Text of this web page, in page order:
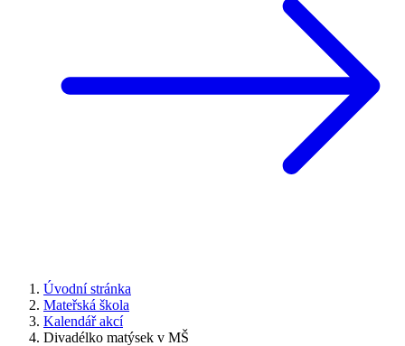
Úvodní stránka
Mateřská škola
Kalendář akcí
Divadélko matýsek v MŠ